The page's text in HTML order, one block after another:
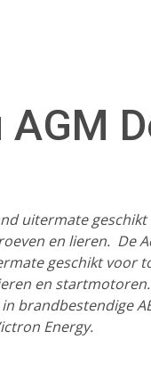
uitermate
en lieren. De
geschikt voor
en
brandbestendige
Energy.